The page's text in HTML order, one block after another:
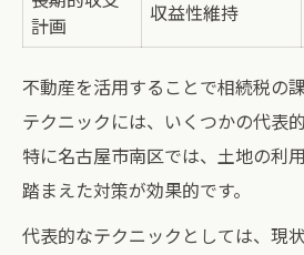
計画
収益性維持
不動産を活用することで相続税の
テクニックには、いくつかの代表
特に名古屋市南区では、土地の利
踏まえた対策が効果的です。
代表的なテクニックとしては、現